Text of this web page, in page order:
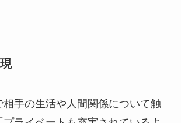
相手の生活や人間関係について触